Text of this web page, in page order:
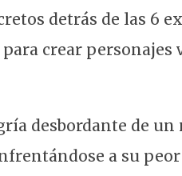
detrás de las 6
crear
desbordante de
a su